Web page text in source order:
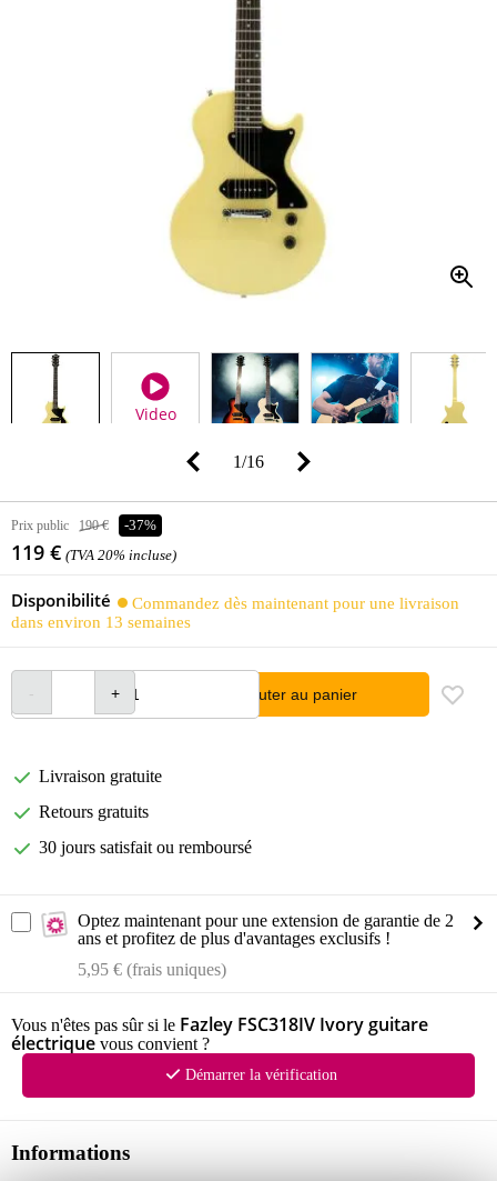
Video
1/16
Prix public 190 € -37%
119 € (TVA 20% incluse)
Disponibilité
Commandez dès maintenant pour une livraison
dans environ 13 semaines
Ajouter au panier
Livraison gratuite
Retours gratuits
30 jours satisfait ou remboursé
Optez maintenant pour une extension de garantie de 2
ans et profitez de plus d'avantages exclusifs !
5,95 € (frais uniques)
Vous n'êtes pas sûr si le Fazley FSC318IV Ivory guitare
électrique vous convient ?
Démarrer la vérification
Informations